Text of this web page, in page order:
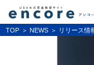
TOP NEWS リリース情